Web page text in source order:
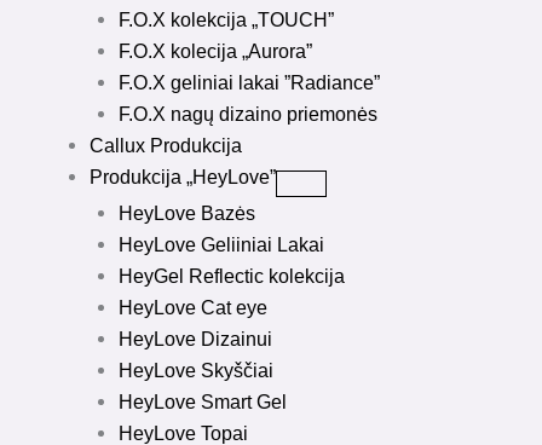
F.O.X kolekcija „TOUCH”
F.O.X kolecija „Aurora”
F.O.X geliniai lakai ”Radiance”
F.O.X nagų dizaino priemonės
Callux Produkcija
Produkcija „HeyLove”
HeyLove Bazės
HeyLove Geliiniai Lakai
HeyGel Reflectic kolekcija
HeyLove Cat eye
HeyLove Dizainui
HeyLove Skyščiai
HeyLove Smart Gel
HeyLove Topai